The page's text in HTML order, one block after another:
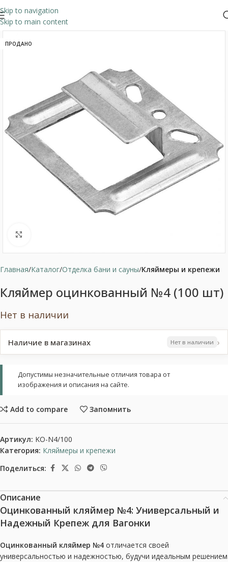
Skip to navigation
Skip to main content
ПРОДАНО
Главная Каталог Отделка бани и сауны Кляймеры и крепежи
Кляймер оцинкованный №4 (100 шт)
Нет в наличии
Наличие в магазинах Нет в наличии ›
Допустимы незначительные отличия товара от
изображения и описания на сайте.
Add to compare Запомнить
Артикул: KO-N4/100
Категория: Кляймеры и крепежи
Поделиться:
Описание
Оцинкованный кляймер №4: Универсальный и
Надежный Крепеж для Вагонки
Оцинкованный кляймер №4 отличается своей
универсальностью и надежностью, будучи идеальным решением